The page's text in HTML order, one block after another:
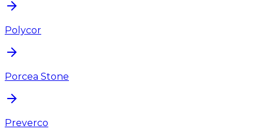
Polycor
Porcea Stone
Preverco